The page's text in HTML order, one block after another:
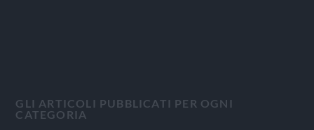
GLI ARTICOLI PUBBLICATI PER OGNI
CATEGORIA